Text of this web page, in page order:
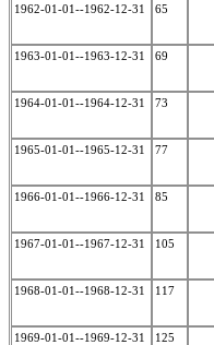
1962-01-01--1962-12-31 65
1963-01-01--1963-12-31 69
1964-01-01--1964-12-31 73
1965-01-01--1965-12-31 77
1966-01-01--1966-12-31 85
1967-01-01--1967-12-31 105
1968-01-01--1968-12-31 117
1969-01-01--1969-12-31 125